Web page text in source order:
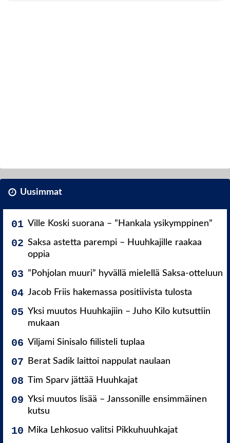
Uusimmat
Ville Koski suorana – ”Hankala ysikymppinen”
Saksa astetta parempi – Huuhkajille raakaa
oppia
”Pohjolan muuri” hyvällä mielellä Saksa-otteluun
Jacob Friis hakemassa positiivista tulosta
Yksi muutos Huuhkajiin – Juho Kilo kutsuttiin
mukaan
Viljami Sinisalo fiilisteli tuplaa
Berat Sadik laittoi nappulat naulaan
Tim Sparv jättää Huuhkajat
Yksi muutos lisää – Janssonille ensimmäinen
kutsu
Mika Lehkosuo valitsi Pikkuhuuhkajat